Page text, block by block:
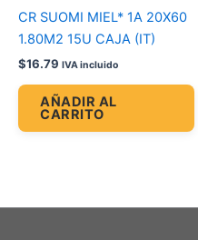
CR SUOMI MIEL* 1A 20X60
1.80M2 15U CAJA (IT)
$16.79 IVA incluido
AÑADIR AL
CARRITO